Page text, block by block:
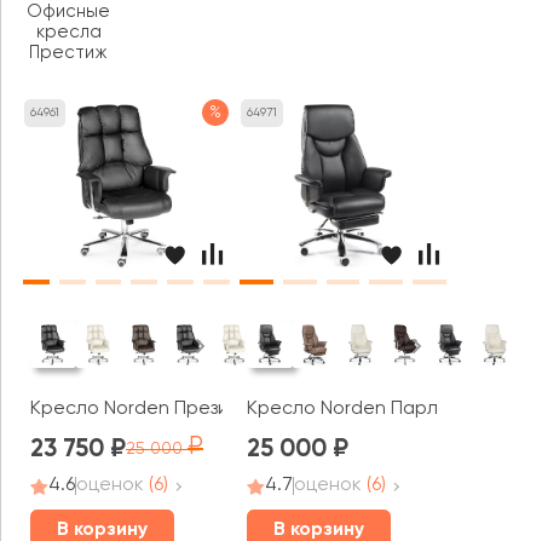
64961 %
Кресло Norden Президент
23 750 25 000
4.6оценок (6)
В корзину
64971
Кресло Norden Парламент
25 000
4.7оценок (6)
В корзину
Офисные
кресла
Престиж